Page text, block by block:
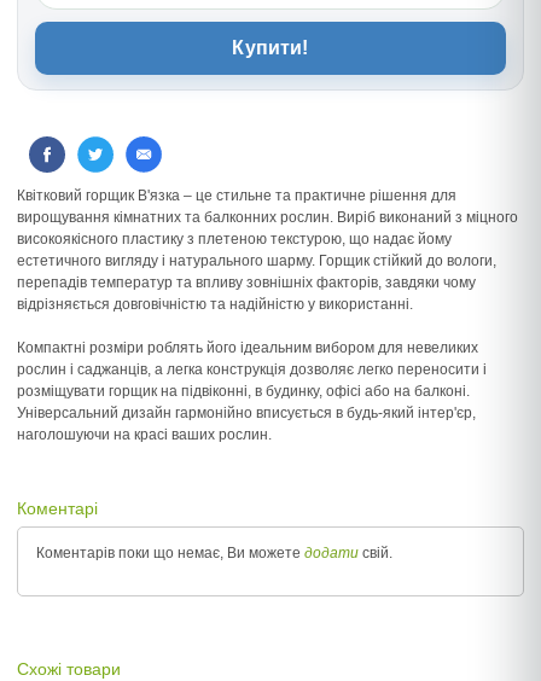
Купити!
Квітковий горщик В'язка – це стильне та практичне рішення для
вирощування кімнатних та балконних рослин. Виріб виконаний з міцного
високоякісного пластику з плетеною текстурою, що надає йому
естетичного вигляду і натурального шарму. Горщик стійкий до вологи,
перепадів температур та впливу зовнішніх факторів, завдяки чому
відрізняється довговічністю та надійністю у використанні.
Компактні розміри роблять його ідеальним вибором для невеликих
рослин і саджанців, а легка конструкція дозволяє легко переносити і
розміщувати горщик на підвіконні, в будинку, офісі або на балконі.
Універсальний дизайн гармонійно вписується в будь-який інтер'єр,
наголошуючи на красі ваших рослин.
Коментарі
Коментарів поки що немає, Ви можете додати свій.
Схожі товари